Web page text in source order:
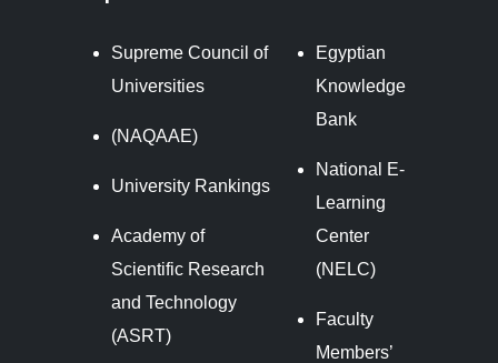
Supreme Council of
Universities
(NAQAAE)
University Rankings
Academy of
Scientific Research
and Technology
(ASRT)
Egyptian
Knowledge
Bank
National E-
Learning
Center
(NELC)
Faculty
Members’